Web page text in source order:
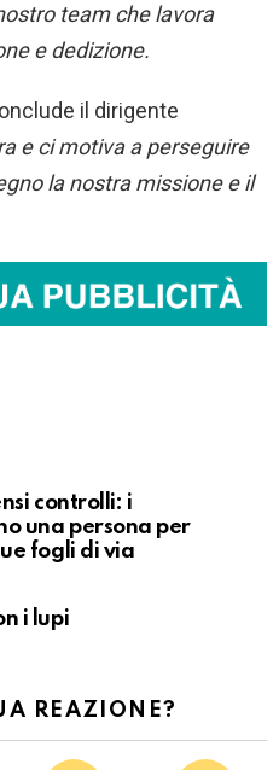
team che lavora
e dedizione.
il dirigente
e ci motiva a perseguire
la nostra missione e il
controlli: i
una persona per
fogli di via
i lupi
REAZIONE?